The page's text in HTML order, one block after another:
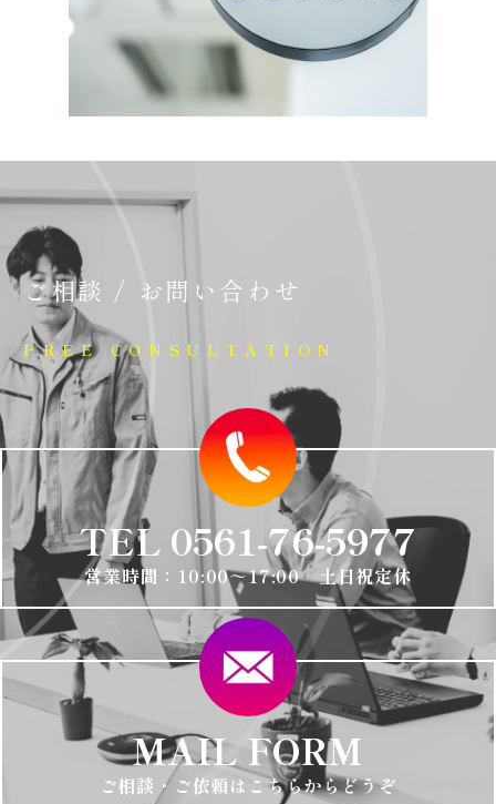
ご相談 / お問い合わせ
FREE CONSULTATION
TEL 0561-76-5977
営業時間：10:00～17:00 土日祝定休
MAIL FORM
ご相談・ご依頼はこちらからどうぞ